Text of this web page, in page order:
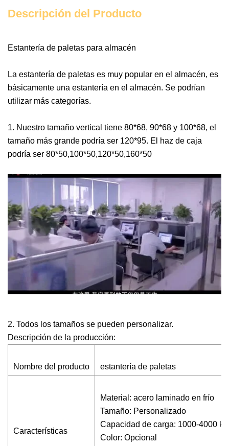
Descripción del Producto
Estantería de paletas para almacén
La estantería de paletas es muy popular en el almacén, es
básicamente una estantería en el almacén. Se podrían
utilizar más categorías.
1. Nuestro tamaño vertical tiene 80*68, 90*68 y 100*68, el
tamaño más grande podría ser 120*95. El haz de caja
podría ser 80*50,100*50,120*50,160*50
2. Todos los tamaños se pueden personalizar.
Descripción de la producción:
Nombre del producto estantería de paletas
Características
Material: acero laminado en frío
Tamaño: Personalizado
Capacidad de carga: 1000-4000
Color: Opcional